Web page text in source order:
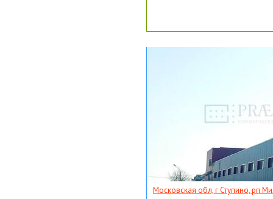
Московская обл, г Ступино, рп